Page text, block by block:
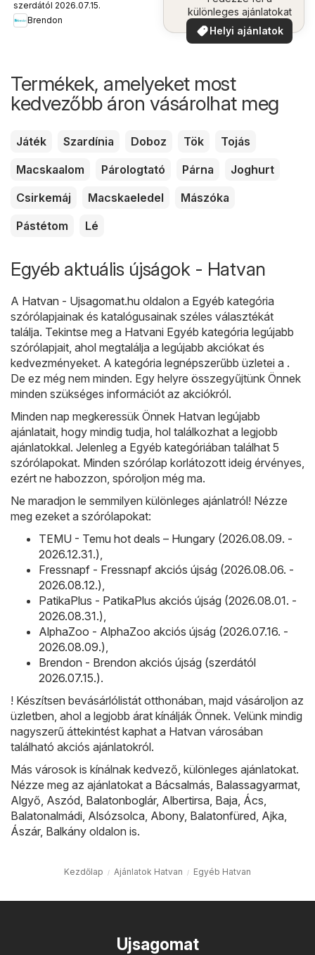
szerdától 2026.07.15.
Brendon
különleges ajánlatokat
Helyi ajánlatok
Termékek, amelyeket most
kedvezőbb áron vásárolhat meg
Játék Szardínia Doboz Tök
Tojás
Macskaalom
Párologtató Párna
Joghurt
Csirkemáj
Macskaeledel
Mászóka
Pástétom
Lé
Egyéb aktuális újságok - Hatvan
A Hatvan - Ujsagomat.hu oldalon a Egyéb kategória
szórólapjainak és katalógusainak széles választékát
találja. Tekintse meg a Hatvani Egyéb kategória legújabb
szórólapjait, ahol megtalálja a legújabb akciókat és
kedvezményeket. A kategória legnépszerűbb üzletei a .
De ez még nem minden. Egy helyre összegyűjtünk Önnek
minden szükséges információt az akciókról.
Minden nap megkeressük Önnek Hatvan legújabb
ajánlatait, hogy mindig tudja, hol találkozhat a legjobb
ajánlatokkal. Jelenleg a Egyéb kategóriában találhat 5
szórólapokat. Minden szórólap korlátozott ideig érvényes,
ezért ne habozzon, spóroljon még ma.
Ne maradjon le semmilyen különleges ajánlatról! Nézze
meg ezeket a szórólapokat:
TEMU - Temu hot deals – Hungary (2026.08.09. -
2026.12.31.)
Fressnapf - Fressnapf akciós újság (2026.08.06. -
2026.08.12.)
PatikaPlus - PatikaPlus akciós újság (2026.08.01. -
2026.08.31.)
AlphaZoo - AlphaZoo akciós újság (2026.07.16. -
2026.08.09.)
Brendon - Brendon akciós újság (szerdától
2026.07.15.).
! Készítsen bevásárlólistát otthonában, majd vásároljon az
üzletben, ahol a legjobb árat kínálják Önnek. Velünk mindig
nagyszerű áttekintést kaphat a Hatvan városában
található akciós ajánlatokról.
Más városok is kínálnak kedvező, különleges ajánlatokat.
Nézze meg az ajánlatokat a Bácsalmás Balassagyarmat
Algyő Aszód Balatonboglár, Albertirsa Baja Ács
Balatonalmádi Alsózsolca Abony, Balatonfüred Ajka
Ászár, Balkány oldalon is.
Kezdőlap Ajánlatok Hatvan Egyéb Hatvan
Ujsagomat